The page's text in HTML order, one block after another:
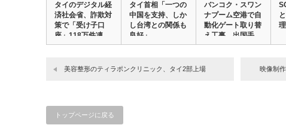
タイのデジタル経
済社会省、詐欺対
策で「受け子口
座」118万件凍
結…
タイ首相「一つの
中国を支持、しか
し台湾との関係も
良好」
バンコク・スワン
ナプーム空港で自
動化ゲート取り替
え工事 出国手
続…
美容整形のティラポンクリニック、タイ2部上場 映像制
トップページに戻る